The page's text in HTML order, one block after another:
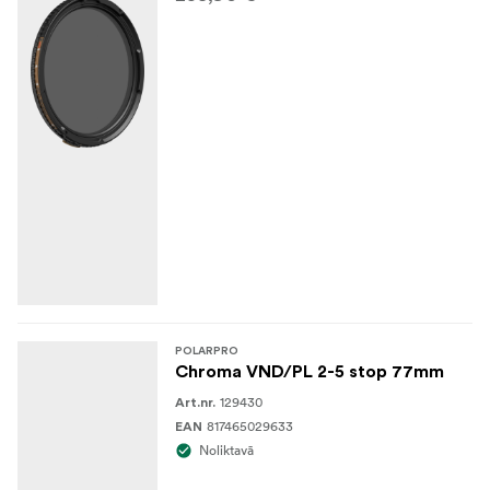
POLARPRO
Chroma VND/PL 2-5 stop 77mm
Art.nr. 129430
EAN 817465029633
Noliktavā